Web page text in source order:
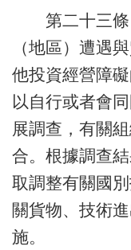
第二十三條
（地區）遭遇
他投資經營障
以自行或者會
展調查，有關
合。根據調查
取調整有關國
關貨物、技術
施。